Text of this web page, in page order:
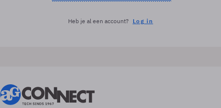
Heb je al een account? Log in